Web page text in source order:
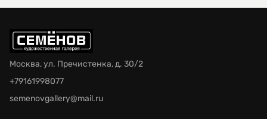
Москва, ул. Пречистенка, д. 30/2
+79161998077
semenovgallery@mail.ru